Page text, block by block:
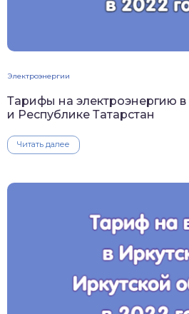
Электроэнергии
Тарифы на электроэнергию в
и Республике Татарстан
Читать далее